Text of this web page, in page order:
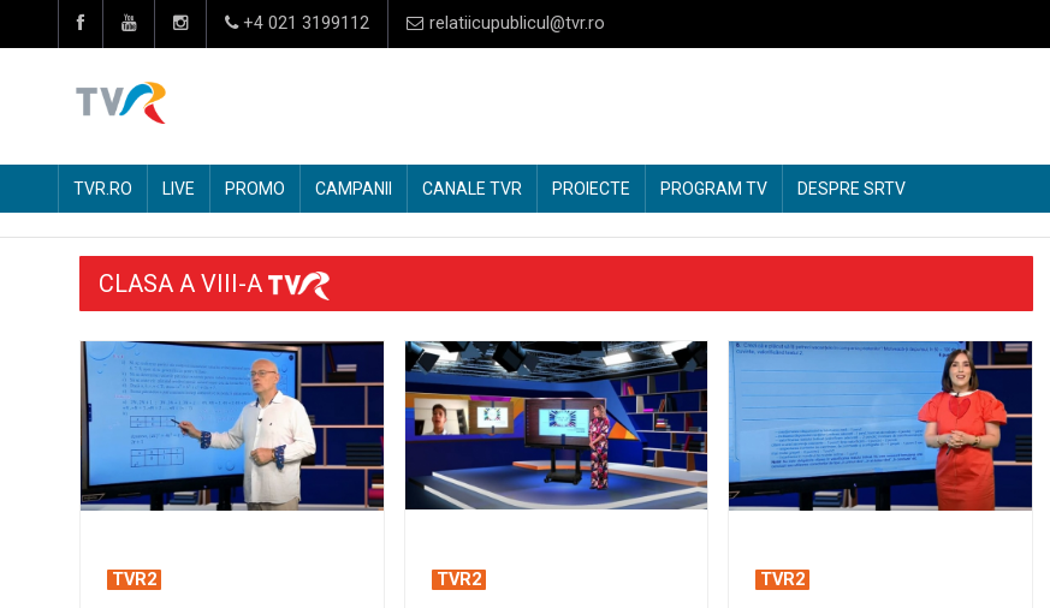
+4 021 3199112 relatiicupublicul@tvr.ro
TVR.RO LIVE PROMO CAMPANII CANALE TVR PROIECTE PROGRAM TV DESPRE SRTV
CLASA A VIII-A
TVR2 TVR2 TVR2